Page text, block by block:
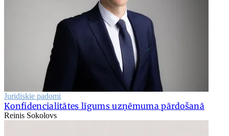
Juridiskie padomi
Konfidencialitātes līgums uzņēmuma pārdošanā
Reinis Sokolovs